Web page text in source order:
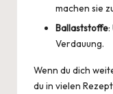
machen sie
Ballaststoffe
Verdauung.
Wenn du dich
du in vielen